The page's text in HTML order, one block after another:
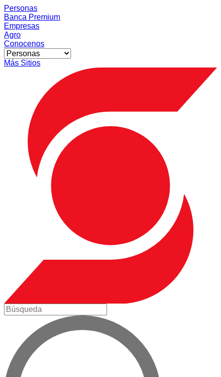
Personas
Banca Premium
Empresas
Agro
Conocenos
Más Sitios